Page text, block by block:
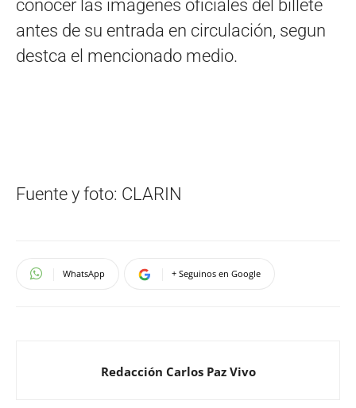
conocer las imagenes oficiales del billete
antes de su entrada en circulación, segun
destca el mencionado medio.
Fuente y foto: CLARIN
WhatsApp + Seguinos en Google
Redacción Carlos Paz Vivo